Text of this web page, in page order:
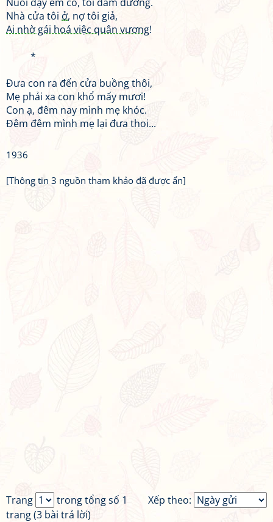
Nhà cửa tôi ở, nợ tôi giả,
Ai nhờ gái hoá việc quân vương!
*
Đưa con ra đến cửa buồng thôi,
Mẹ phải xa con khổ mấy mươi!
Con ạ, đêm nay mình mẹ khóc.
Đêm đêm mình mẹ lại đưa thoi...
1936
[Thông tin 3 nguồn tham khảo đã được ẩn]
Xếp theo:
Trang
trong tổng số 1
trang (3 bài trả lời)